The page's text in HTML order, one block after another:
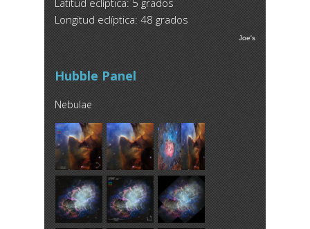
Longitud eclíptica: 48 grados
Joe's
Hubble Panel
Nebulae